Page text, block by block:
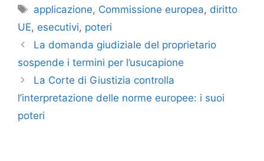
Tag
applicazione, Commissione europea, diritto
UE, esecutivi, poteri
La domanda giudiziale del proprietario
sospende i termini per l’usucapione
La Corte di Giustizia controlla
l’interpretazione delle norme europee: i suoi
poteri